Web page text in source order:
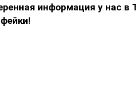
информация у нас в